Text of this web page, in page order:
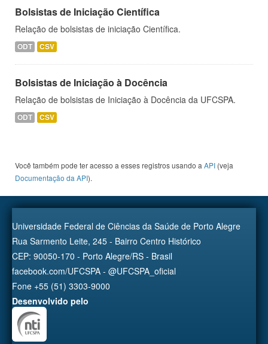
Bolsistas de Iniciação Científica
Relação de bolsistas de iniciação Científica.
ODT CSV
Bolsistas de Iniciação à Docência
Relação de bolsistas de Iniciação à Docência da UFCSPA.
ODT CSV
Você também pode ter acesso a esses registros usando a API (veja
Documentação da API).
Universidade Federal de Ciências da Saúde de Porto Alegre
Rua Sarmento Leite, 245 - Bairro Centro Histórico
CEP: 90050-170 - Porto Alegre/RS - Brasil
facebook.com/UFCSPA - @UFCSPA_oficial
Fone +55 (51) 3303-9000
Desenvolvido pelo